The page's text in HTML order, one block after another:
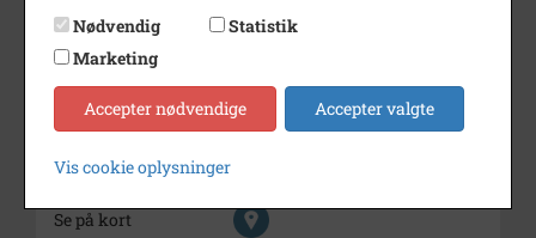
Beskrivelse
Tingvej 4 "Sing Sing"
Årstal
1975
Dateringsnote
1975
Fotograf
Se på kort
Nødvendig
Statistik
Marketing
Accepter nødvendige Accepter valgte
Vis cookie oplysninger